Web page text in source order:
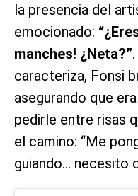
la presencia del
emocionado:
manches! ¿Neta?”
caracteriza, Fonsi
asegurando que
pedirle entre risas
el camino: “Me
guiando… necesito